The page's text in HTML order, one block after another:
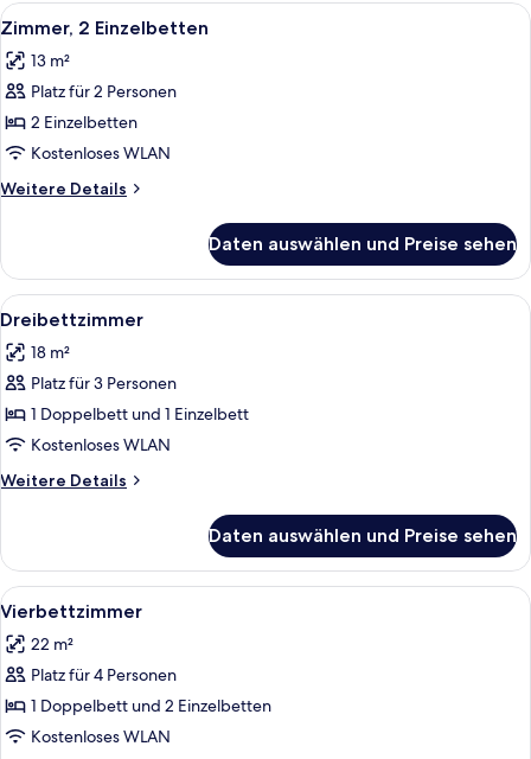
Alle
Fotos
für
Zimmer,
2 Einzelbetten
anzeigen
Ein Hotelzimmer mit zwei Betten,
5
Zimmer, 2 Einzelbetten
13 m²
Platz für 2 Personen
2 Einzelbetten
Kostenloses WLAN
Weitere Details
Weitere
2 Einzelbetten
Daten auswählen und Preise sehen
Alle
Fotos
für
Dreibettzimmer
anzeigen
Ein Hotelzimmer mit zwei
3
Dreibettzimmer
18 m²
Platz für 3 Personen
1 Doppelbett und 1 Einzelbett
Kostenloses WLAN
Weitere Details
Weitere
Daten auswählen und Preise sehen
Alle
Fotos
für
Vierbettzimmer
anzeigen
Ein Hotelzimmer mit zwei
2
Vierbettzimmer
22 m²
Platz für 4 Personen
1 Doppelbett und 2 Einzelbetten
Kostenloses WLAN